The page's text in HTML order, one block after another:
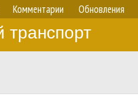
Комментарии Обновления
транспорт